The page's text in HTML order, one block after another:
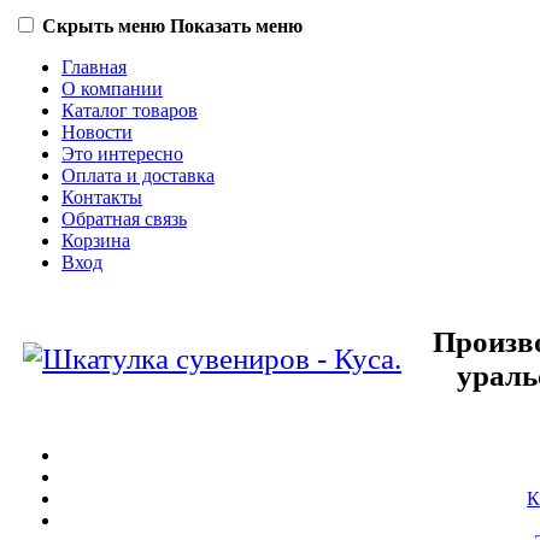
Скрыть меню Показать меню
Главная
О компании
Каталог товаров
Новости
Это интересно
Оплата и доставка
Контакты
Обратная связь
Корзина
Вход